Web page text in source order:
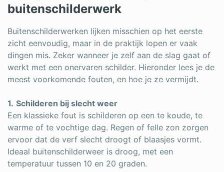
buitenschilderwerk
Buitenschilderwerken lijken misschien op het eerste
zicht eenvoudig, maar in de praktijk lopen er vaak
dingen mis. Zeker wanneer je zelf aan de slag gaat of
werkt met een onervaren schilder. Hieronder lees je de
meest voorkomende fouten, en hoe je ze vermijdt.
1. Schilderen bij slecht weer
Een klassieke fout is schilderen op een te koude, te
warme of te vochtige dag. Regen of felle zon zorgen
ervoor dat de verf slecht droogt of blaasjes vormt.
Ideaal buitenschilderweer is droog, met een
temperatuur tussen 10 en 20 graden.